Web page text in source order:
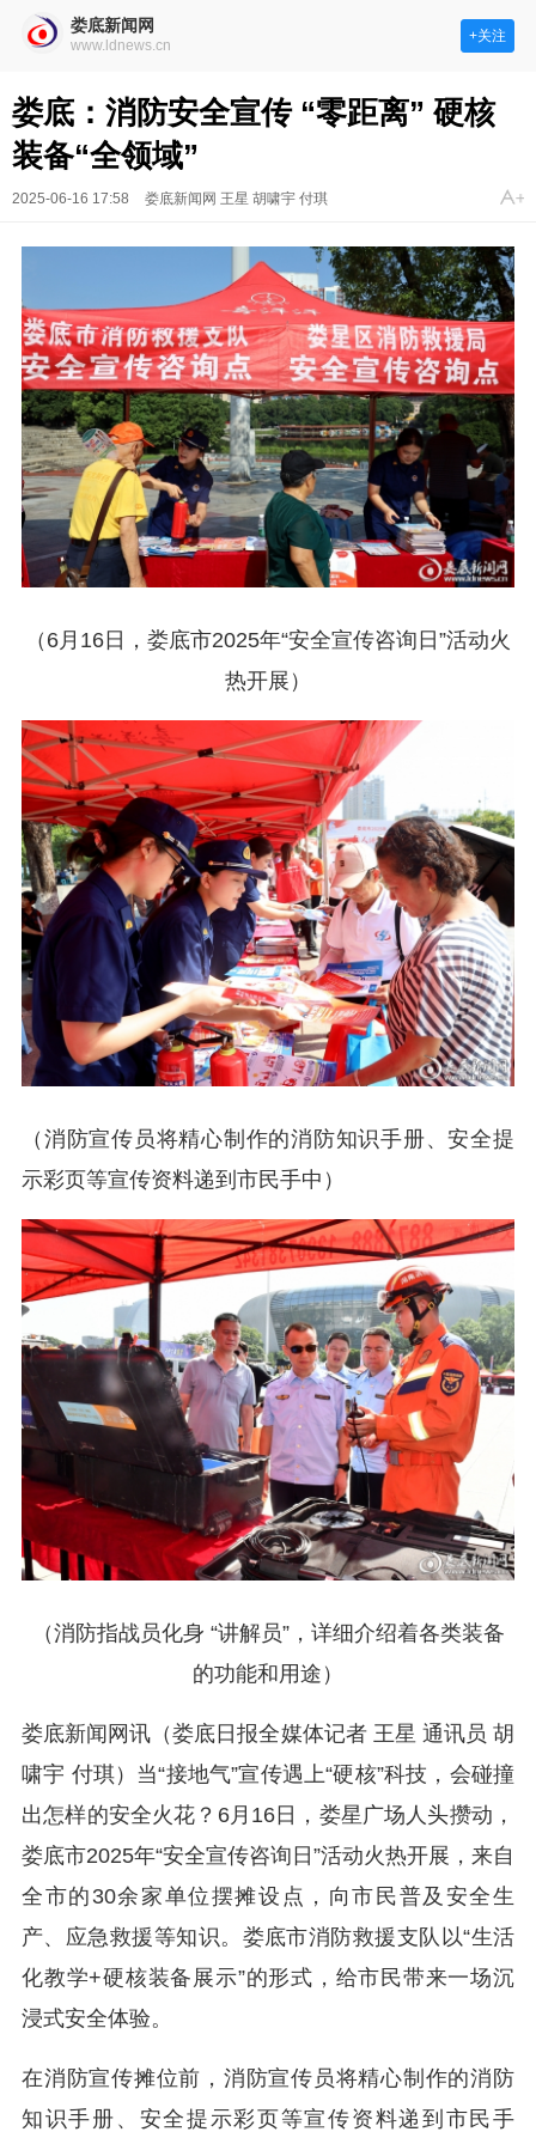
娄底新闻网
www.ldnews.cn
+关注
娄底：消防安全宣传 “零距离” 硬核
装备“全领域”
2025-06-16 17:58 娄底新闻网 王星 胡啸宇 付琪
（6月16日，娄底市2025年“安全宣传咨询日”活动火
热开展）
（消防宣传员将精心制作的消防知识手册、安全提
示彩页等宣传资料递到市民手中）
（消防指战员化身 “讲解员”，详细介绍着各类装备
的功能和用途）
娄底新闻网讯（娄底日报全媒体记者 王星 通讯员 胡
啸宇 付琪）当“接地气”宣传遇上“硬核”科技，会碰撞
出怎样的安全火花？6月16日，娄星广场人头攒动，
娄底市2025年“安全宣传咨询日”活动火热开展，来自
全市的30余家单位摆摊设点，向市民普及安全生
产、应急救援等知识。娄底市消防救援支队以“生活
化教学+硬核装备展示”的形式，给市民带来一场沉
浸式安全体验。
在消防宣传摊位前，消防宣传员将精心制作的消防
知识手册、安全提示彩页等宣传资料递到市民手